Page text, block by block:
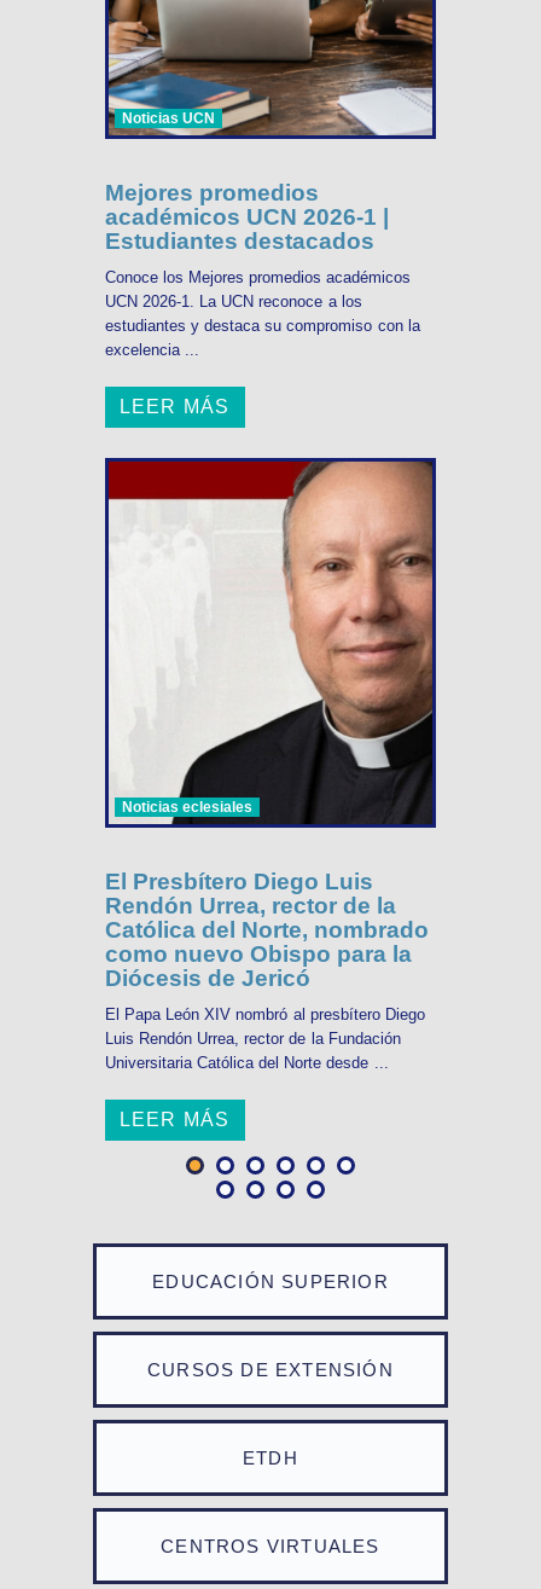
EDUCACIÓN SUPERIOR
CURSOS DE EXTENSIÓN
ETDH
CENTROS VIRTUALES
Noticias UCN
Mejores promedios
académicos UCN 2026-1 |
Estudiantes destacados
Conoce los Mejores promedios académicos
UCN 2026-1. La UCN reconoce a los
estudiantes y destaca su compromiso con la
excelencia ...
LEER MÁS
Noticias eclesiales
El Presbítero Diego Luis
Rendón Urrea, rector de la
Católica del Norte, nombrado
como nuevo Obispo para la
Diócesis de Jericó
El Papa León XIV nombró al presbítero Diego
Luis Rendón Urrea, rector de la Fundación
Universitaria Católica del Norte desde ...
LEER MÁS